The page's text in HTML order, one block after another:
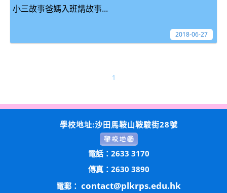
小三故事爸媽入班講故事...
2018-06-27
1
學校地址:沙田馬鞍山鞍駿街28號
電話：2633 3170
傳真：2630 3890
電郵： contact@plkrps.edu.hk